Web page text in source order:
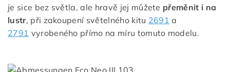
je sice bez světla, ale hravě jej můžete přeměnit i na
lustr, při zakoupení světelného kitu 2691 a
2791 vyrobeného přímo na míru tomuto modelu.